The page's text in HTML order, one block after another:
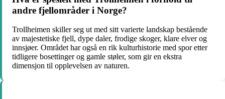
andre fjellområder i Norge?
Trollheimen skiller seg ut med sitt varierte landskap bestående
av majestetiske fjell, dype daler, frodige skoger, klare elver og
innsjøer. Området har også en rik kulturhistorie med spor etter
tidligere bosettinger og gamle støler, som gir en ekstra
dimensjon til opplevelsen av naturen.